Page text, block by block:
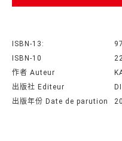
ISBN-13:
ISBN-10
作者 Auteur
出版社 Editeur
出版年份 Date de parution